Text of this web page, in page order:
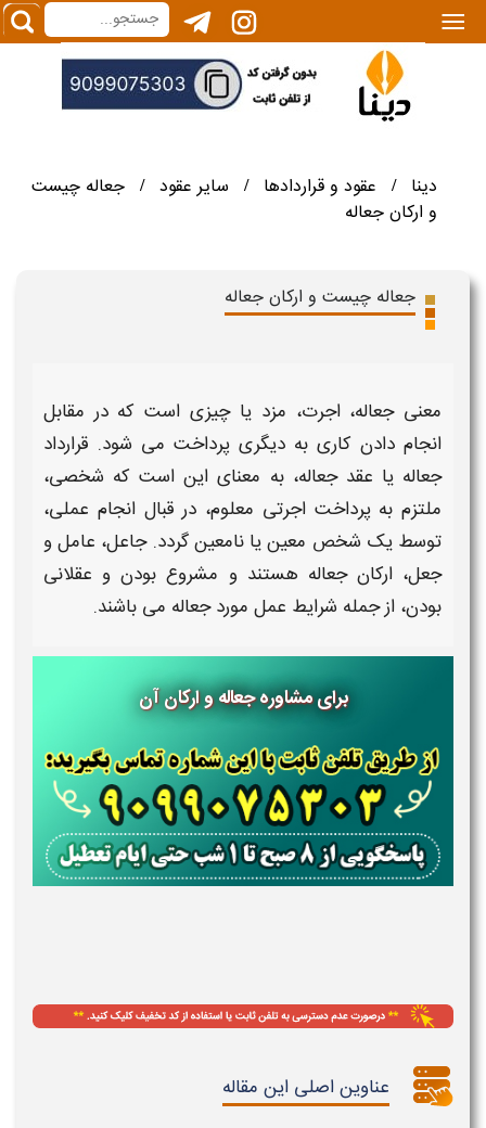
|||
دینا / عقود و قراردادها / سایر عقود /
جعاله چیست
و ارکان جعاله
جعاله چیست و ارکان جعاله
معنی جعاله، اجرت، مزد یا چیزی است که در مقابل
انجام دادن کاری به دیگری پرداخت می شود. قرارداد
جعالهیا عقدجعاله، به معنای این است که شخصی،
ملتزم به پرداخت اجرتی معلوم، در قبال انجام عملی،
توسط یک شخص معین یا نامعین گردد. جاعل، عامل و
جعل،ارکان جعاله هستند و مشروع بودن و عقلانی
بودن، از جمله شرایط عمل موردجعاله می باشند.
برای مشاوره جعاله و ارکان آن
عناوین اصلی این مقاله